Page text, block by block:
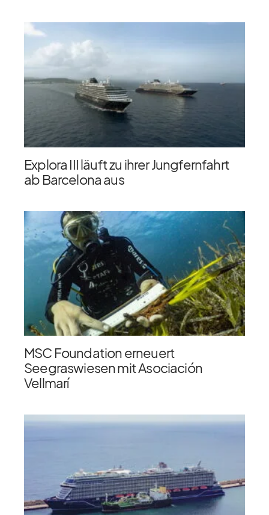
Explora III läuft zu ihrer Jungfernfahrt
ab Barcelona aus
MSC Foundation erneuert
Seegraswiesen mit Asociación
Vellmarí